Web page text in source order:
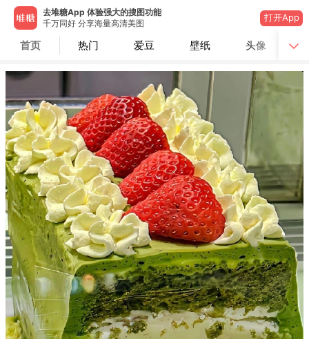
去堆糖App 体验强大的搜图功能
千万同好 分享海量高清美图
打开App
首页 热门 爱豆 壁纸 头像